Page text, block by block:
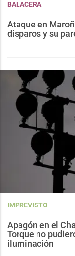
BALACERA
Ataque en
disparos y su
IMPREVISTO
Apagón en el
Torque no
iluminación